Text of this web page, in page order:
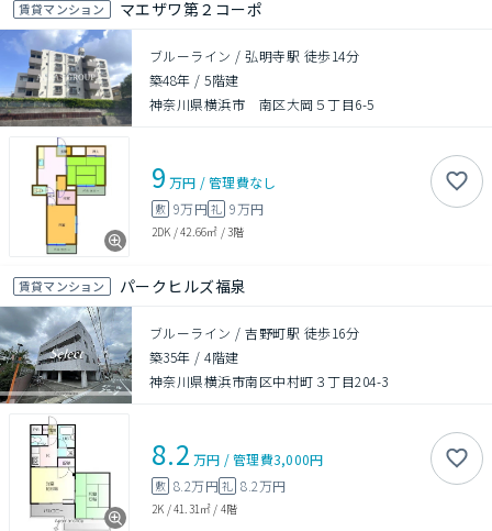
賃貸マンション マエザワ第２コーポ
ブルーライン / 弘明寺駅 徒歩14分
築48年 /5階建
神奈川県横浜市 南区大岡５丁目6-5
9 万円 /管理費なし
敷 9万円礼 9万円
2DK /42.66㎡ /3階
賃貸マンション パークヒルズ福泉
ブルーライン / 吉野町駅 徒歩16分
築35年 /4階建
神奈川県横浜市南区中村町３丁目204-3
8.2 万円 /管理費3,000円
敷 8.2万円礼 8.2万円
2K /41.31㎡ / 4階